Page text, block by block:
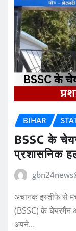
BIHAR
BSSC के
प्रशासनिक
अचानक इस्तीफे से
(BSSC) के चेयरमैन
अपने…